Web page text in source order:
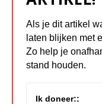
Als je dit artikel
laten blijken met
Zo help je
stand houden.
Ik doneer::